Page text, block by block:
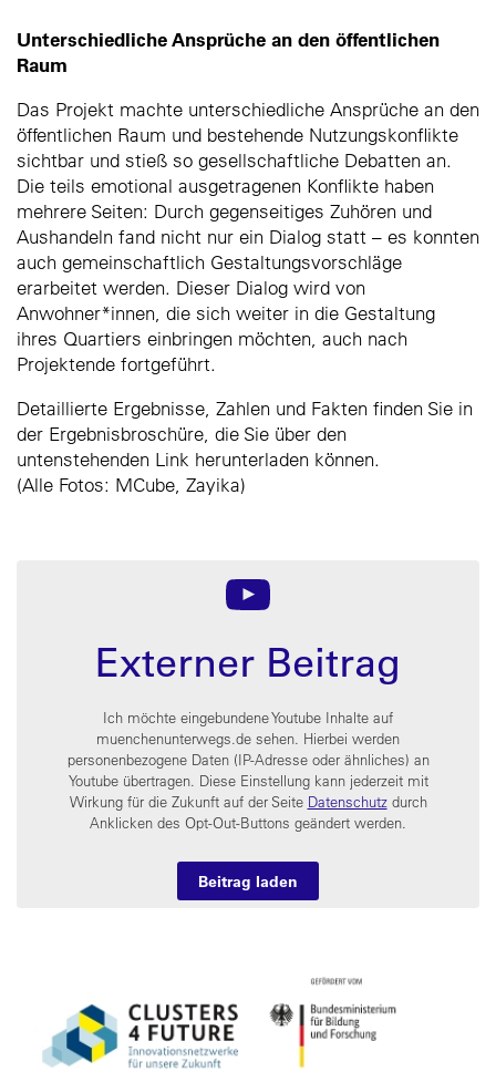
Unterschiedliche Ansprüche an den öffentlichen
Raum
Das Projekt machte unterschiedliche Ansprüche an den
öffentlichen Raum und bestehende Nutzungskonflikte
sichtbar und stieß so gesellschaftliche Debatten an.
Die teils emotional ausgetragenen Konflikte haben
mehrere Seiten: Durch gegenseitiges Zuhören und
Aushandeln fand nicht nur ein Dialog statt – es konnten
auch gemeinschaftlich Gestaltungsvorschläge
erarbeitet werden. Dieser Dialog wird von
Anwohner*innen, die sich weiter in die Gestaltung
ihres Quartiers einbringen möchten, auch nach
Projektende fortgeführt.
Detaillierte Ergebnisse, Zahlen und Fakten finden Sie in
der Ergebnisbroschüre, die Sie über den
untenstehenden Link herunterladen können.
(Alle Fotos: MCube, Zayika)
Externer Beitrag
Ich möchte eingebundene Youtube Inhalte auf
muenchenunterwegs.de sehen. Hierbei werden
personenbezogene Daten (IP-Adresse oder ähnliches) an
Youtube übertragen. Diese Einstellung kann jederzeit mit
Wirkung für die Zukunft auf der Seite Datenschutzdurch
Anklicken des Opt-Out-Buttons geändert werden.
Beitrag laden